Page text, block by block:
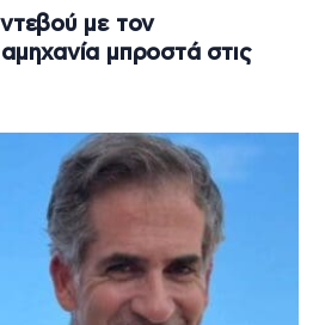
με τον
μπροστά στις